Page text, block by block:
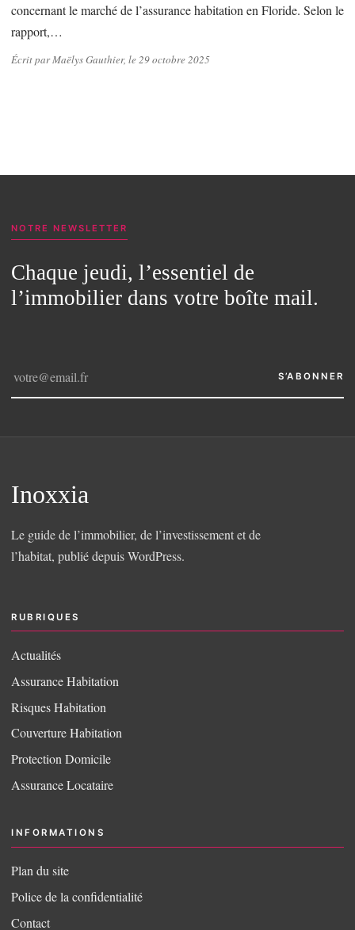
concernant le marché de l’assurance habitation en Floride. Selon le
rapport,…
Écrit par Maëlys Gauthier, le 29 octobre 2025
NOTRE NEWSLETTER
Chaque jeudi, l’essentiel de
l’immobilier dans votre boîte mail.
S’ABONNER
Inoxxia
Le guide de l’immobilier, de l’investissement et de
l’habitat, publié depuis WordPress.
RUBRIQUES
Actualités
Assurance Habitation
Risques Habitation
Couverture Habitation
Protection Domicile
Assurance Locataire
INFORMATIONS
Plan du site
Police de la confidentialité
Contact